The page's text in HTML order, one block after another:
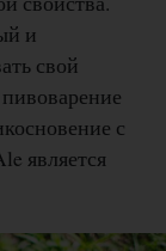
и
свой
с
является